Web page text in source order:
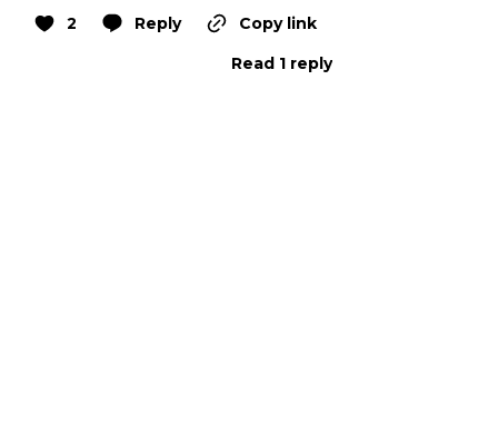
2 Reply
Copy link
Read 1 reply